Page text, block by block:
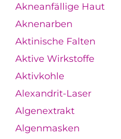
Akneanfällige Haut
Aknenarben
Aktinische Falten
Aktive Wirkstoffe
Aktivkohle
Alexandrit-Laser
Algenextrakt
Algenmasken